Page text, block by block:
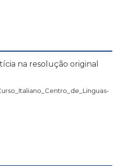
na resolução original